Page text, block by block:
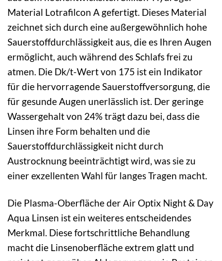
Material Lotrafilcon A gefertigt. Dieses Material
zeichnet sich durch eine außergewöhnlich hohe
Sauerstoffdurchlässigkeit aus, die es Ihren Augen
ermöglicht, auch während des Schlafs frei zu
atmen. Die Dk/t-Wert von 175 ist ein Indikator
für die hervorragende Sauerstoffversorgung, die
für gesunde Augen unerlässlich ist. Der geringe
Wassergehalt von 24% trägt dazu bei, dass die
Linsen ihre Form behalten und die
Sauerstoffdurchlässigkeit nicht durch
Austrocknung beeinträchtigt wird, was sie zu
einer exzellenten Wahl für langes Tragen macht.
Die Plasma-Oberfläche der Air Optix Night & Day
Aqua Linsen ist ein weiteres entscheidendes
Merkmal. Diese fortschrittliche Behandlung
macht die Linsenoberfläche extrem glatt und